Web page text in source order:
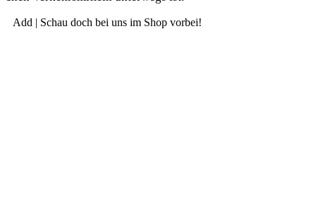
Add | Schau doch bei uns im Shop vorbei!